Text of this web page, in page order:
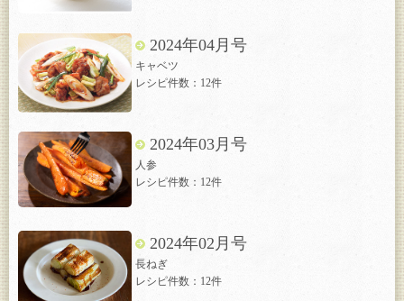
2024年04月号
キャベツ
レシピ件数：12件
2024年03月号
人参
レシピ件数：12件
2024年02月号
長ねぎ
レシピ件数：12件